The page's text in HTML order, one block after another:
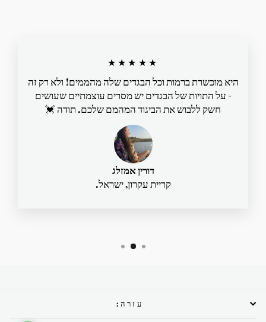
★★★★★
היא מוכשרת ברמות וכל הבגדים שלה מהממים! ולא רק זה
- על התויות של הבגדים יש מסרים עוצמתיים שעושים
חשק ללבוש את הביגוד המהמם שלכם. תודה 💓
דורין אמזלג
קריית עקרון, ישראל.
עזרה: